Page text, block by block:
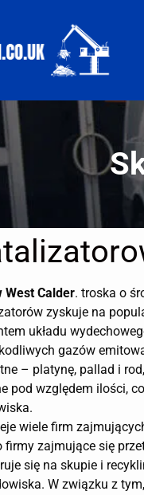
West Calder. troska o
zyskuje na
układu
gazów
– platynę, pallad i
pod względem ilości,
wiele firm
firmy zajmujące się
się na skupie i
W związku z